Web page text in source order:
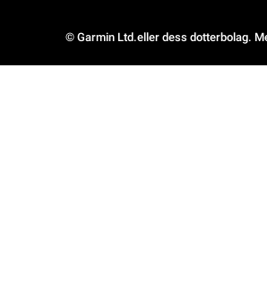
© Garmin Ltd.eller dess dotterbolag.